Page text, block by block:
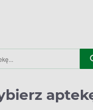
wybranych aptek w
wybranych produktów,